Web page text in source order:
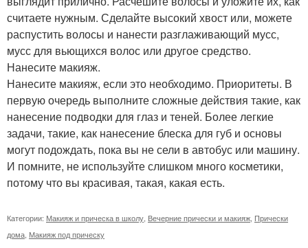
считаете нужным. Сделайте высокий хвост или, можете
распустить волосы и нанести разглаживающий мусс,
мусс для вьющихся волос или другое средство.
Нанесите макияж.
Нанесите макияж, если это необходимо. Приоритеты. В
первую очередь выполните сложные действия такие, как
нанесение подводки для глаз и теней. Более легкие
задачи, такие, как нанесение блеска для губ и основы
могут подождать, пока вы не сели в автобус или машину.
И помните, не используйте слишком много косметики,
потому что вы красивая, такая, какая есть.
Категории: Макияж и прическа в школу Вечерние прически и макияж Прически
дома Макияж под прическу